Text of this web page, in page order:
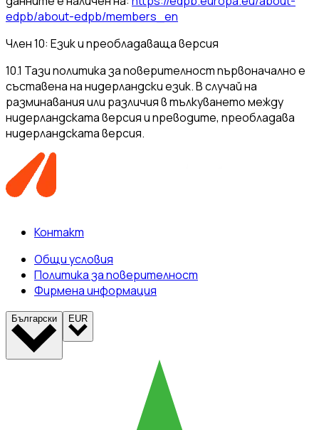
edpb/about-edpb/members_en
Член 10: Език и преобладаваща версия
10.1 Тази политика за поверителност първоначално е
съставена на нидерландски език. В случай на
разминавания или различия в тълкуването между
нидерландската версия и преводите, преобладава
нидерландската версия.
Контакт
Общи условия
Политика за поверителност
Фирмена информация
Български EUR